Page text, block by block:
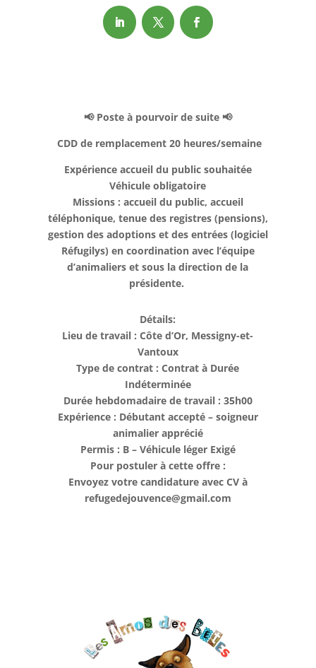
📢 Poste à pourvoir de suite 📢
CDD de remplacement 20 heures/semaine
Expérience accueil du public souhaitée
Véhicule obligatoire
Missions : accueil du public, accueil
téléphonique, tenue des registres (pensions),
gestion des adoptions et des entrées (logiciel
Réfugilys) en coordination avec l’équipe
d’animaliers et sous la direction de la
présidente.
Détails:
Lieu de travail : Côte d’Or, Messigny-et-
Vantoux
Type de contrat : Contrat à Durée
Indéterminée
Durée hebdomadaire de travail : 35h00
Expérience : Débutant accepté – soigneur
animalier apprécié
Permis : B – Véhicule léger Exigé
Pour postuler à cette offre :
Envoyez votre candidature avec CV à
refugedejouvence@gmail.com